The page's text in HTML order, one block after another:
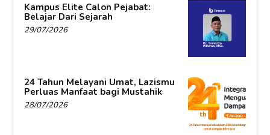
Kampus Elite Calon Pejabat:
Belajar Dari Sejarah
29/07/2026
24 Tahun Melayani Umat, Lazismu
Perluas Manfaat bagi Mustahik
28/07/2026